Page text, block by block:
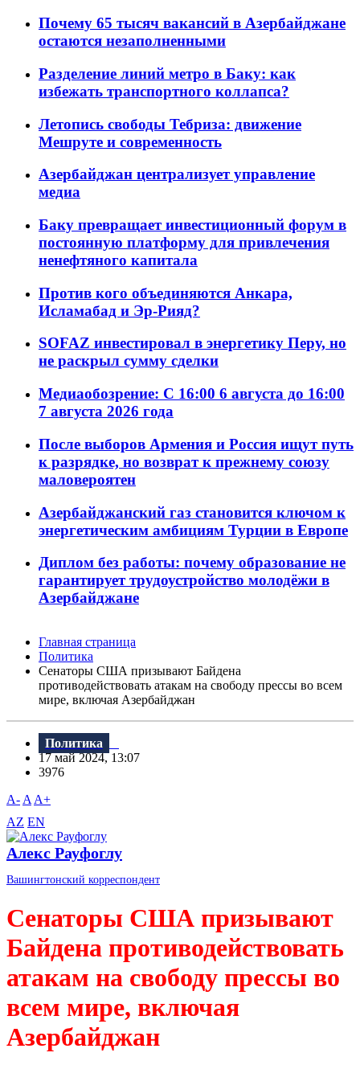
Почему 65 тысяч вакансий в Азербайджане
остаются незаполненными
Разделение линий метро в Баку: как
избежать транспортного коллапса?
Летопись свободы Тебриза: движение
Мешруте и современность
Азербайджан централизует управление
медиа
Баку превращает инвестиционный форум в
постоянную платформу для привлечения
ненефтяного капитала
Против кого объединяются Анкара,
Исламабад и Эр-Рияд?
SOFAZ инвестировал в энергетику Перу, но
не раскрыл сумму сделки
Медиаобозрение: С 16:00 6 августа до 16:00
7 августа 2026 года
После выборов Армения и Россия ищут путь
к разрядке, но возврат к прежнему союзу
маловероятен
Азербайджанский газ становится ключом к
энергетическим амбициям Турции в Европе
Диплом без работы: почему образование не
гарантирует трудоустройство молодёжи в
Азербайджане
Главная страница
Политика
Сенаторы США призывают Байдена
противодействовать атакам на свободу прессы во всем
мире, включая Азербайджан
Политика
17 май 2024, 13:07
3976
A- A A+
AZ EN
Алекс Рауфоглу
Вашингтонский корреспондент
Сенаторы США призывают
Байдена противодействовать
атакам на свободу прессы во
всем мире, включая
Азербайджан